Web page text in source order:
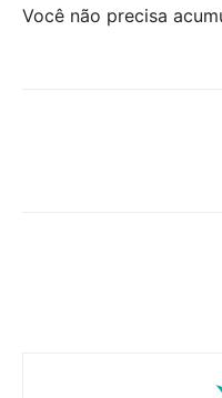
Você não precisa